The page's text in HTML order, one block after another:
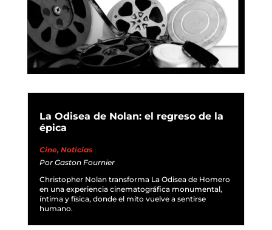
La Odisea de Nolan: el regreso de la
épica
Cine, Noticias
Por Gaston Fournier
Christopher Nolan transforma La Odisea de Homero
en una experiencia cinematográfica monumental,
íntima y física, donde el mito vuelve a sentirse
humano.